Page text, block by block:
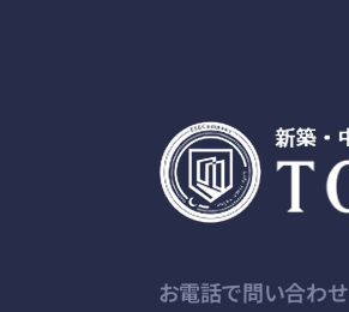
お電話で問い合わせ